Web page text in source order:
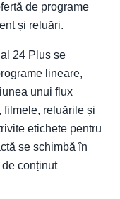
de programe
și reluări.
24 Plus se
lineare,
unui flux
filmele, reluările și
etichete pentru
se schimbă în
conținut